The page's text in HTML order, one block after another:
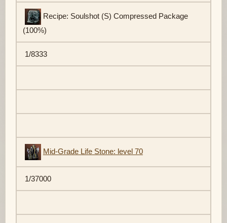
Recipe: Soulshot (S) Compressed Package
(100%)
1/8333
Mid-Grade Life Stone: level 70
1/37000